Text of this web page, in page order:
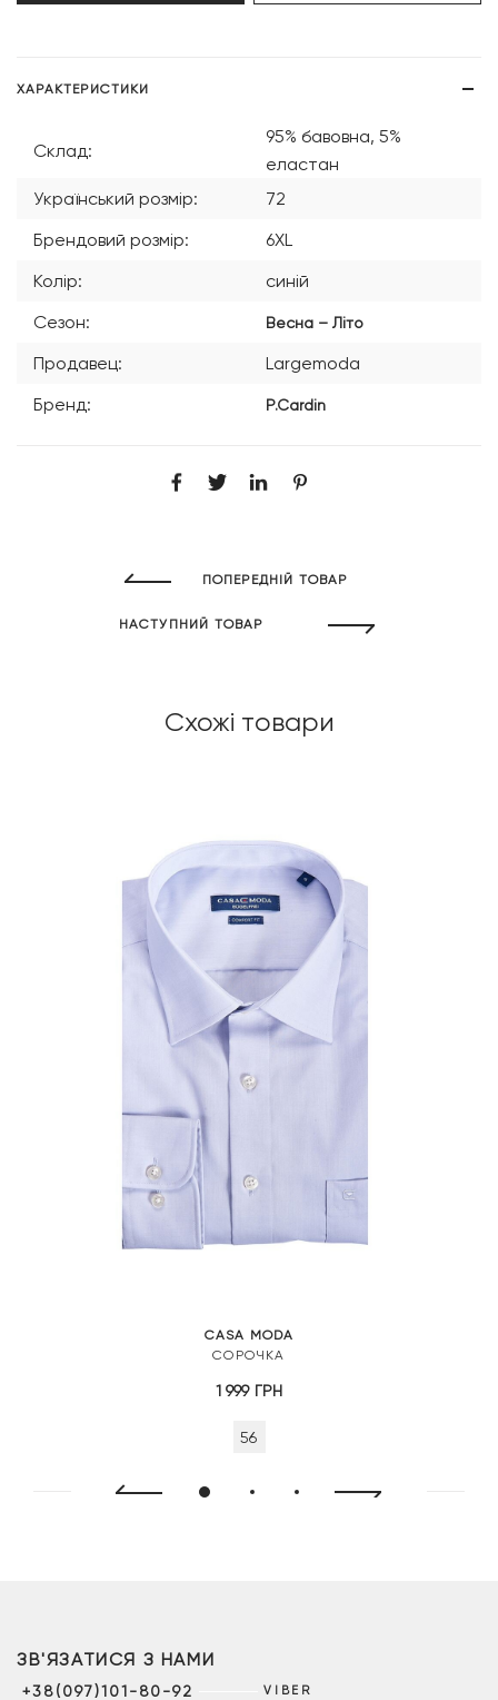
ХАРАКТЕРИСТИКИ
Склад:
95% бавовна, 5%
еластан
Український розмір:
72
Брендовий розмір:
6XL
Колір:
синій
Сезон:
Весна – Літо
Продавец:
Largemoda
Бренд:
P.Cardin
ПОПЕРЕДНІЙ ТОВАР
НАСТУПНИЙ ТОВАР
Схожі товари
CASA MODA
СОРОЧКА
1 999 ГРН
56
ЗВ'ЯЗАТИСЯ З НАМИ
+38(097)101-80-92 VIBER